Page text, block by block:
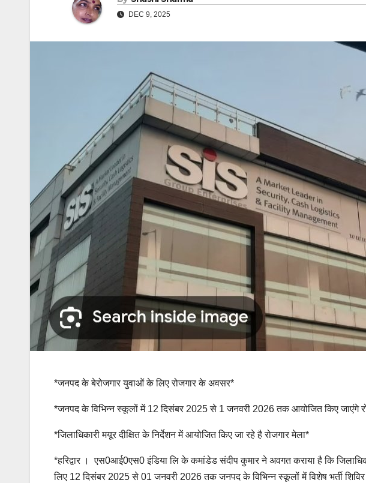
DEC 9, 2025
*जनपद के बेरोजगार युवाओं के लिए रोजगार के अवसर*
*जनपद के विभिन्न स्कूलों में 12 दिसंबर 2025 से 1 जनवरी 2026 तक आयोजित किए जाएंगे
*जिलाधिकारी मयूर दीक्षित के निर्देशन में आयोजित किए जा रहे है रोजगार मेला*
*हरिद्वार । एस0आई0एस0 इंडिया लि के कमांडेड संदीप कुमार ने अवगत कराया है कि
लिए 12 दिसंबर 2025 से 01 जनवरी 2026 तक जनपद के विभिन्न स्कूलों में विशेष भर्ती